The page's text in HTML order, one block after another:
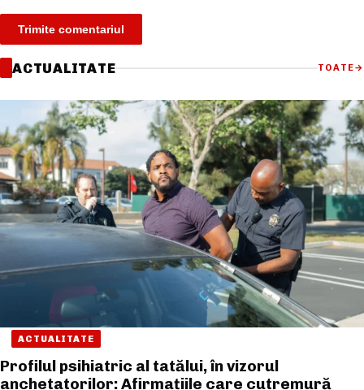
ACTUALITATE TOATE→
ACTUALITATE
Profilul psihiatric al tatălui, în vizorul
anchetatorilor: Afirmațiile care cutremură